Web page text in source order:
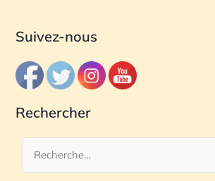
Suivez-nous
Rechercher